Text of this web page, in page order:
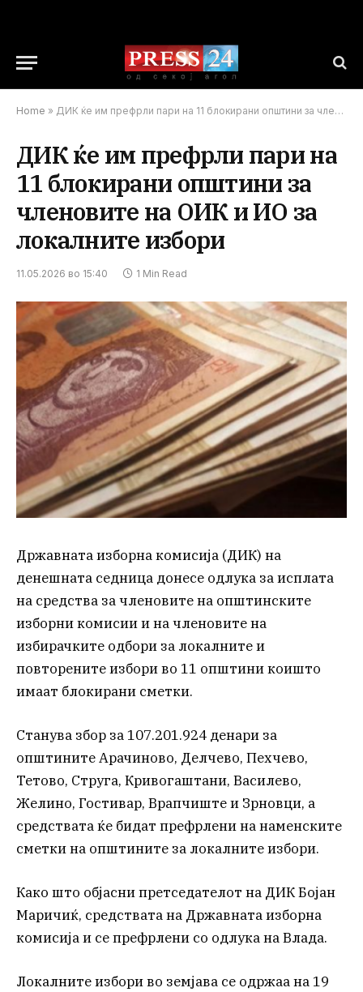
Home » ДИК ќе им префрли пари на 11 блокирани општини за членовите на ОИК и ИО за локалните избори
ДИК ќе им префрли пари на
11 блокирани општини за
членовите на ОИК и ИО за
локалните избори
11.05.2026 во 15:40 1 Min Read
Државната изборна комисија (ДИК) на
денешната седница донесе одлука за исплата
на средства за членовите на општинските
изборни комисии и на членовите на
избирачките одбори за локалните и
повторените избори во 11 општини коишто
имаат блокирани сметки.
Станува збор за 107.201.924 денари за
општините Арачиново, Делчево, Пехчево,
Тетово, Струга, Кривогаштани, Василево,
Желино, Гостивар, Врапчиште и Зрновци, а
средствата ќе бидат префрлени на наменските
сметки на општините за локалните избори.
Како што објасни претседателот на ДИК Бојан
Маричиќ, средствата на Државната изборна
комисија и се префрлени со одлука на Влада.
Локалните избори во земјава се одржаа на 19